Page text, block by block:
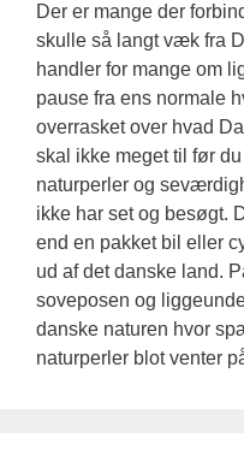
Der er mange der
skulle så langt væk fra
handler for mange om
pause fra ens normale
overrasket over hvad
skal ikke meget til før
naturperler og
ikke har set og besøgt.
end en pakket bil eller
ud af det danske land.
soveposen og
danske naturen hvor
naturperler blot venter